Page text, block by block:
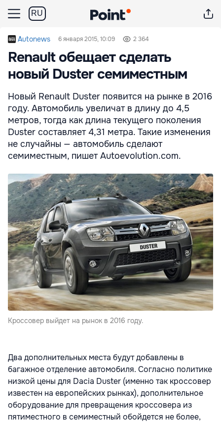
RU
Autonews 6 января 2015, 10:09 2 364
Renault обещает сделать
новый Duster семиместным
Новый Renault Duster появится на рынке в 2016
году. Автомобиль увеличат в длину до 4,5
метров, тогда как длина текущего поколения
Duster составляет 4,31 метра. Такие изменения
не случайны — автомобиль сделают
семиместным, пишет Autoevolution.com.
Кроссовер выйдет на рынок в 2016 году.
Два дополнительных места будут добавлены в
багажное отделение автомобиля. Согласно политике
низкой цены для Dacia Duster (именно так кроссовер
известен на европейских рынках), дополнительное
оборудование для превращения кроссовера из
пятиместного в семиместный обойдется не более,